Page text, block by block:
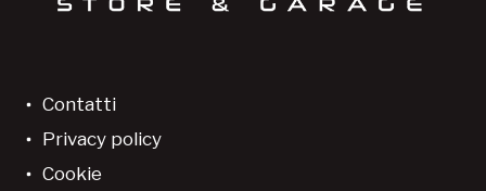
Contatti
Privacy policy
Cookie